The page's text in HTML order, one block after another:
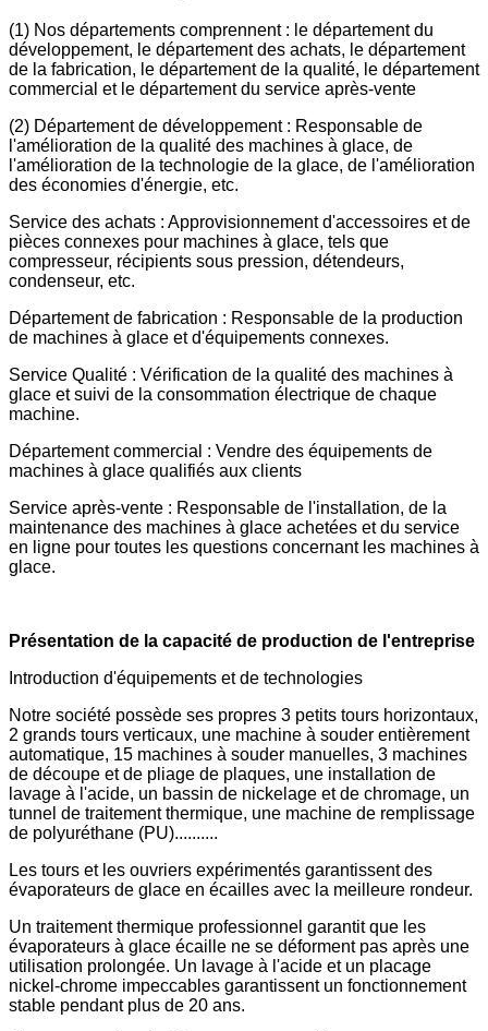
(1) Nos départements comprennent : le département du
développement, le département des achats, le département
de la fabrication, le département de la qualité, le département
commercial et le département du service après-vente
(2) Département de développement : Responsable de
l'amélioration de la qualité des machines à glace, de
l'amélioration de la technologie de la glace, de l'amélioration
des économies d'énergie, etc.
Service des achats : Approvisionnement d'accessoires et de
pièces connexes pour machines à glace, tels que
compresseur, récipients sous pression, détendeurs,
condenseur, etc.
Département de fabrication : Responsable de la production
de machines à glace et d'équipements connexes.
Service Qualité : Vérification de la qualité des machines à
glace et suivi de la consommation électrique de chaque
machine.
Département commercial : Vendre des équipements de
machines à glace qualifiés aux clients
Service après-vente : Responsable de l'installation, de la
maintenance des machines à glace achetées et du service
en ligne pour toutes les questions concernant les machines à
glace.
Présentation de la capacité de production de l'entreprise
Introduction d'équipements et de technologies
Notre société possède ses propres 3 petits tours horizontaux,
2 grands tours verticaux, une machine à souder entièrement
automatique, 15 machines à souder manuelles, 3 machines
de découpe et de pliage de plaques, une installation de
lavage à l'acide, un bassin de nickelage et de chromage, un
tunnel de traitement thermique, une machine de remplissage
de polyuréthane (PU)..........
Les tours et les ouvriers expérimentés garantissent des
évaporateurs de glace en écailles avec la meilleure rondeur.
Un traitement thermique professionnel garantit que les
évaporateurs à glace écaille ne se déforment pas après une
utilisation prolongée. Un lavage à l'acide et un placage
nickel-chrome impeccables garantissent un fonctionnement
stable pendant plus de 20 ans.